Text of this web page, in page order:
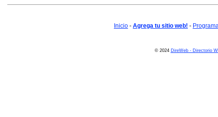
Inicio - Agrega tu sitio web! -
© 2024 DireWeb - Directorio